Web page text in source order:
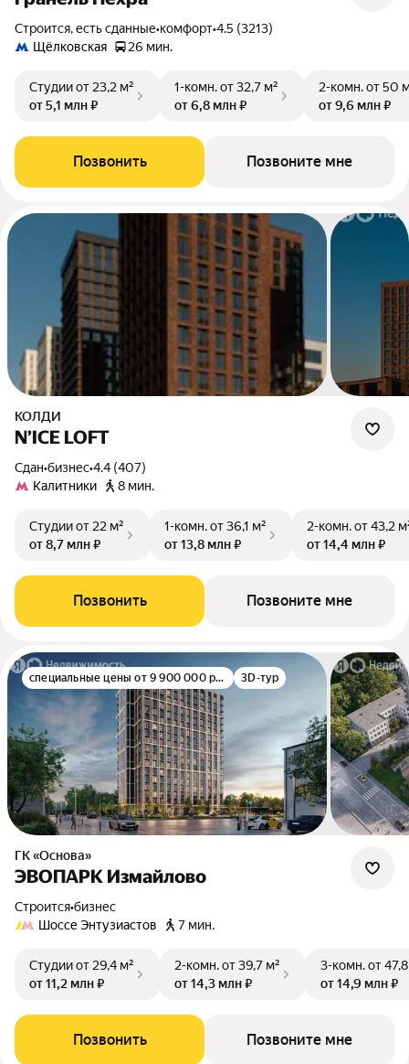
Строится, есть сданные•комфорт•4.5 (3213)
Щёлковская
26 мин.
Студииот 23,2 м²
от 5,1 млн ₽
1-комн.от 32,7 м²
от 6,8 млн ₽
2-комн.от 50
от 9,6 млн ₽
Позвонить Позвоните мне
КОЛДИ
N’ICE LOFT
Сдан•бизнес•4.4 (407)
Калитники
8 мин.
Студииот 22 м²
от 8,7 млн ₽
1-комн.от 36,1 м²
от 13,8 млн ₽
2-комн.от 43,2
от 14,4 млн ₽
Позвонить Позвоните мне
специальные цены от 9 900 000 руб. 3D-тур
ГК «Основа»
ЭВОПАРК Измайлово
Строится•бизнес
Шоссе Энтузиастов
7 мин.
Студииот 29,4 м²
от 11,2 млн ₽
2-комн.от 39,7 м²
от 14,3 млн ₽
3-комн.от
от 14,9 млн ₽
Позвонить Позвоните мне